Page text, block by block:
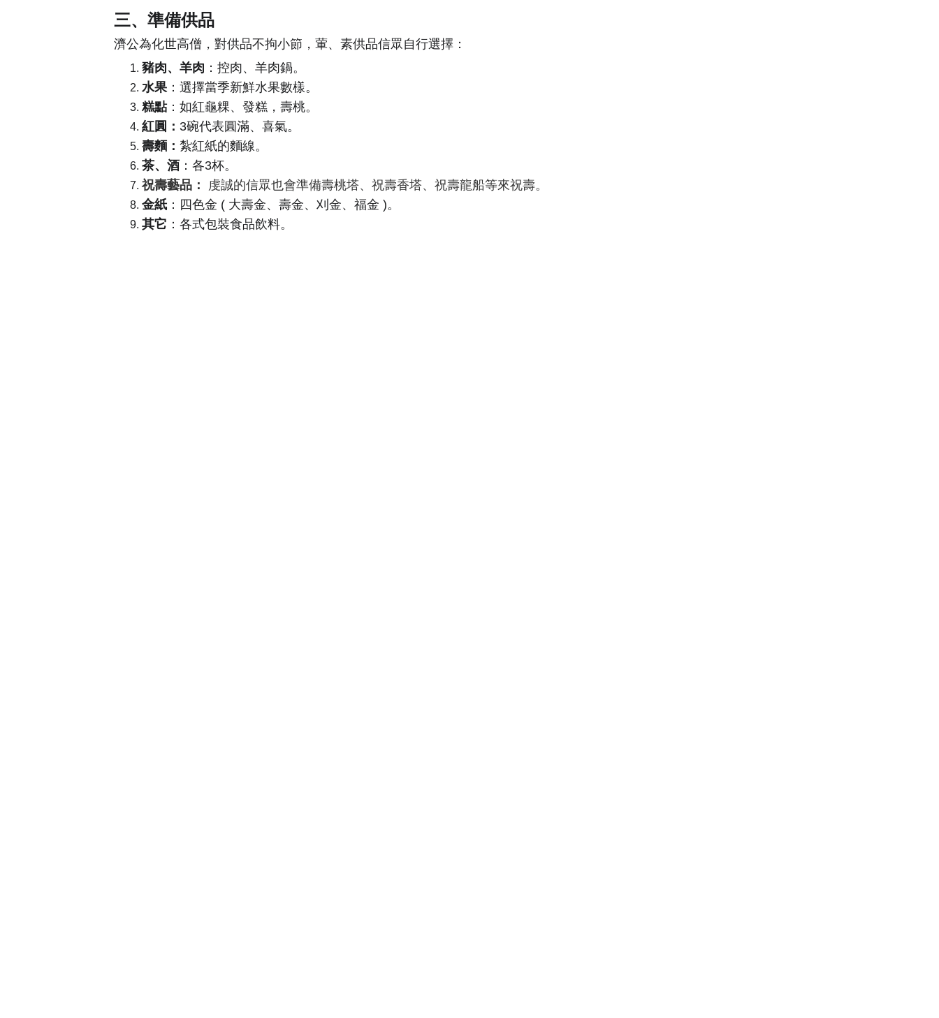
三、準備供品
濟公為化世高僧，對供品不拘小節，葷、素供品信眾自行選擇 ：
豬肉、羊肉 ：控肉、羊肉鍋。
水果：選擇當季新鮮水果數樣。
糕點：如紅龜粿、發糕，壽桃。
紅圓： 3碗代表圓滿、喜氣。
壽麵：紮紅紙的麵線。
茶、酒 ：各3杯。
祝壽藝品：
虔誠的信眾也會準備壽桃塔、祝壽香塔、祝壽龍船等來祝壽。
金紙 ：四色金 ( 大壽金、壽金、刈金、福金 )。
其它 ：各式包裝食品飲料。